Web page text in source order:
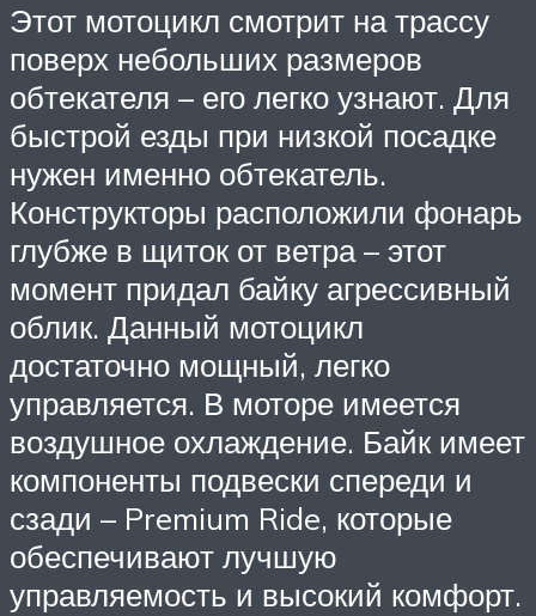
Этот мотоцикл смотрит на трассу
поверх небольших размеров
обтекателя – его легко узнают. Для
быстрой езды при низкой посадке
нужен именно обтекатель.
Конструкторы расположили фонарь
глубже в щиток от ветра – этот
момент придал байку агрессивный
облик. Данный мотоцикл
достаточно мощный, легко
управляется. В моторе имеется
воздушное охлаждение. Байк имеет
компоненты подвески спереди и
сзади – Premium Ride, которые
обеспечивают лучшую
управляемость и высокий комфорт.